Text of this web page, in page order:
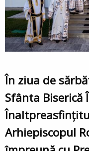
În ziua de
Sfânta Biserică
Arhiepiscopul